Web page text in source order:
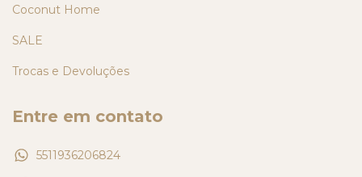
Coconut Home
SALE
Trocas e Devoluções
Entre em contato
5511936206824